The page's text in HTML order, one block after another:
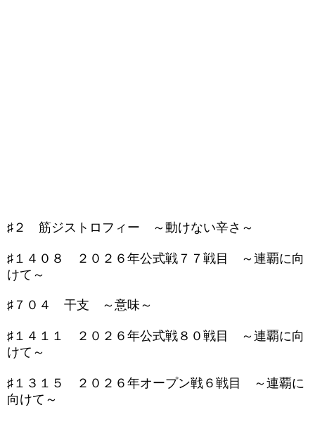
♯２ 筋ジストロフィー ～動けない辛さ～
♯１４０８ ２０２６年公式戦７７戦目 ～連覇に向
けて～
♯７０４ 干支 ～意味～
♯１４１１ ２０２６年公式戦８０戦目 ～連覇に向
けて～
♯１３１５ ２０２６年オープン戦６戦目 ～連覇に
向けて～